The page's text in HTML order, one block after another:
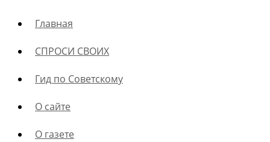
Главная
СПРОСИ СВОИХ
Гид по Советскому
О сайте
О газете